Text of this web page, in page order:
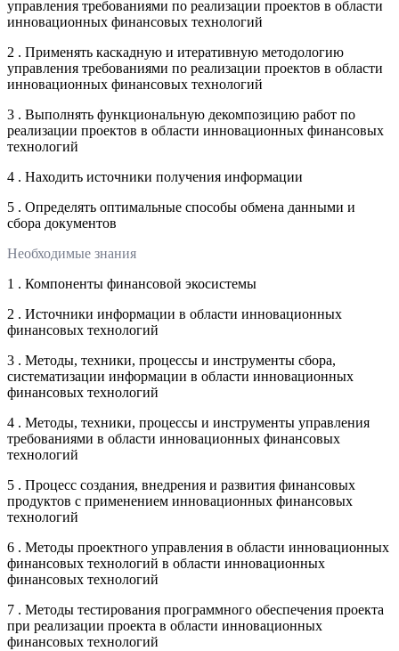
управления требованиями по реализации проектов в области
инновационных финансовых технологий
2 . Применять каскадную и итеративную методологию
управления требованиями по реализации проектов в области
инновационных финансовых технологий
3 . Выполнять функциональную декомпозицию работ по
реализации проектов в области инновационных финансовых
технологий
4 . Находить источники получения информации
5 . Определять оптимальные способы обмена данными и
сбора документов
Необходимые знания
1 . Компоненты финансовой экосистемы
2 . Источники информации в области инновационных
финансовых технологий
3 . Методы, техники, процессы и инструменты сбора,
систематизации информации в области инновационных
финансовых технологий
4 . Методы, техники, процессы и инструменты управления
требованиями в области инновационных финансовых
технологий
5 . Процесс создания, внедрения и развития финансовых
продуктов с применением инновационных финансовых
технологий
6 . Методы проектного управления в области инновационных
финансовых технологий в области инновационных
финансовых технологий
7 . Методы тестирования программного обеспечения проекта
при реализации проекта в области инновационных
финансовых технологий